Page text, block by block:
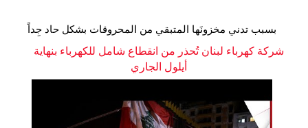
بسبب تدني مخزونَها المتبقي من المحروقات بشكل حاد جِداً
شركة كهرباء لبنان تُحذر من انقطاع شامل للكهرباء بنهاية
أيلول الجاري